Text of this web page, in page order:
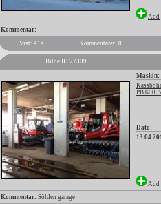
Add
Kommentar:
Vist: 414
Kommentarer: 0
Bilde ID 27309
Maskin:
PB 600
Dato:
Add
Kommentar: Sölden garage